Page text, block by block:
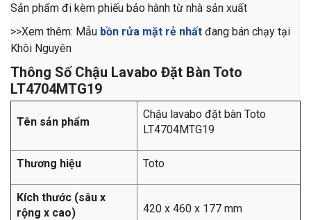
Sản phẩm đi kèm phiếu bảo hành từ nhà sản xuất
>>Xem thêm: Mẫu bồn rửa mặt rẻ nhất đang bán chạy tại
Khôi Nguyên
Thông Số Chậu Lavabo Đặt Bàn Toto
LT4704MTG19
Tên sản phẩm
Chậu lavabo đặt bàn Toto
LT4704MTG19
Thương hiệu Toto
Kích thước (sâu x
rộng x cao)
420 x 460 x 177 mm